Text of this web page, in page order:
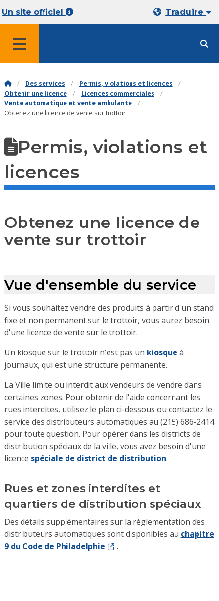
Un site officiel Traduire
Des services
Permis, violations et licences
Obtenir une licence
Licences commerciales
Vente automatique et vente ambulante
Obtenez une licence de vente sur trottoir
Permis, violations et
licences
Obtenez une licence de
vente sur trottoir
Vue d'ensemble du service
Si vous souhaitez vendre des produits à partir d'un stand
fixe et non permanent sur le trottoir, vous aurez besoin
d'une licence de vente sur le trottoir.
Un kiosque sur le trottoir n'est pas un kiosque à
journaux, qui est une structure permanente.
La Ville limite ou interdit aux vendeurs de vendre dans
certaines zones. Pour obtenir de l'aide concernant les
rues interdites, utilisez le plan ci-dessous ou contactez le
service des distributeurs automatiques au (215) 686-2414
pour toute question. Pour opérer dans les districts de
distribution spéciaux de la ville, vous avez besoin d'une
licence spéciale de district de distribution.
Rues et zones interdites et
quartiers de distribution spéciaux
Des détails supplémentaires sur la réglementation des
distributeurs automatiques sont disponibles au chapitre
9 du Code de Philadelphie
.